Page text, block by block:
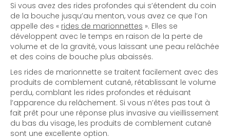
Si vous avez des rides profondes qui s’étendent du coin
de la bouche jusqu’au menton, vous avez ce que l’on
appelle des « rides de marionnettes ». Elles se
développent avec le temps en raison de la perte de
volume et de la gravité, vous laissant une peau relâchée
et des coins de bouche plus abaissés.
Les rides de marionnette se traitent facilement avec des
produits de comblement cutané, rétablissant le volume
perdu, comblant les rides profondes et réduisant
l’apparence du relâchement. Si vous n’êtes pas tout à
fait prêt pour une réponse plus invasive au vieillissement
du bas du visage, les produits de comblement cutané
sont une excellente option.